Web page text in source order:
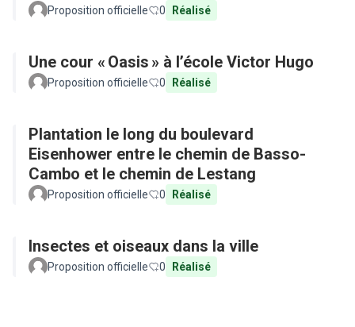
Proposition officielle 0 Réalisé
Une cour « Oasis » à l’école Victor Hugo
Proposition officielle 0 Réalisé
Plantation le long du boulevard
Eisenhower entre le chemin de Basso-
Cambo et le chemin de Lestang
Proposition officielle 0 Réalisé
Insectes et oiseaux dans la ville
Proposition officielle 0 Réalisé